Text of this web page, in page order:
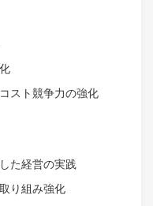
スト競争力の強化
た経営の実践
り組み強化